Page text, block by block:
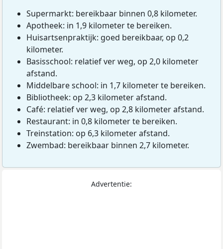
Supermarkt: bereikbaar binnen 0,8 kilometer.
Apotheek: in 1,9 kilometer te bereiken.
Huisartsenpraktijk: goed bereikbaar, op 0,2
kilometer.
Basisschool: relatief ver weg, op 2,0 kilometer
afstand.
Middelbare school: in 1,7 kilometer te bereiken.
Bibliotheek: op 2,3 kilometer afstand.
Café: relatief ver weg, op 2,8 kilometer afstand.
Restaurant: in 0,8 kilometer te bereiken.
Treinstation: op 6,3 kilometer afstand.
Zwembad: bereikbaar binnen 2,7 kilometer.
Advertentie: